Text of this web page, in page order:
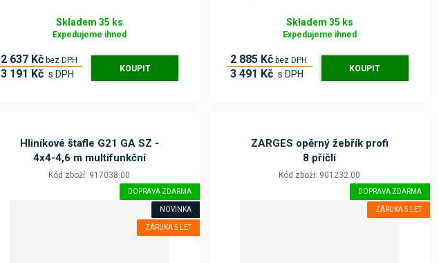
Skladem 35 ks
Expedujeme ihned
2 637 Kč bez DPH
3 191 Kč s DPH KOUPIT
Skladem 35 ks
Expedujeme ihned
2 885 Kč bez DPH
3 491 Kč s DPH KOUPIT
Hliníkové štafle G21 GA SZ -
4x4-4,6 m multifunkční
Kód zboží: 917038.00
DOPRAVA ZDARMA
NOVINKA
ZÁRUKA 5 LET
ZARGES opěrný žebřík profi
8 přičlí
Kód zboží: 901232.00
DOPRAVA ZDARMA
ZÁRUKA 5 LET